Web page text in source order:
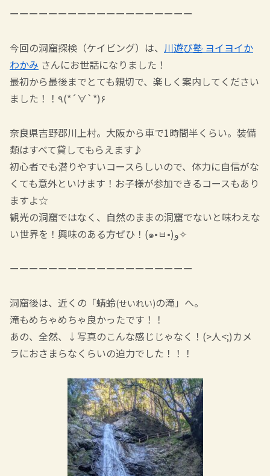
ーーーーーーーーーーーーーーーーーーー
今回の洞窟探検（ケイビング）は、 川遊び塾 ヨイヨイか
わかみ さんにお世話になりました！
最初から最後までとても親切で、楽しく案内してください
ました！！٩(*´∀`*)۶
奈良県吉野郡川上村。大阪から車で1時間半くらい。装備
類はすべて貸してもらえます♪
初心者でも潜りやすいコースらしいので、体力に自信がな
くても意外といけます！お子様が参加できるコースもあり
ますよ☆
観光の洞窟ではなく、自然のままの洞窟でないと味わえな
い世界を！興味のある方ぜひ！(๑•ㅂ•)و✧
ーーーーーーーーーーーーーーーーーーー
洞窟後は、近くの「蜻蛉(せいれい)の滝」へ。
滝もめちゃめちゃ良かったです！！
あの、全然、↓写真のこんな感じじゃなく！(>人<;)カメ
ラにおさまらなくらいの迫力でした！！！